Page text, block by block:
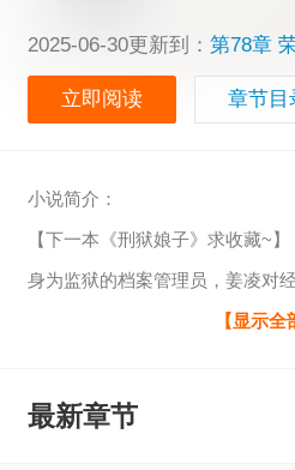
2025-06-30更新到： 第78章
立即阅读 章节目
小说简介：
【下一本《刑狱娘子》求收藏~】
身为监狱的档案管理员，姜凌对
见过太多罪犯，听过太多背后的
有些人天生坏种，罪无可恕。
【显示全
最新章节